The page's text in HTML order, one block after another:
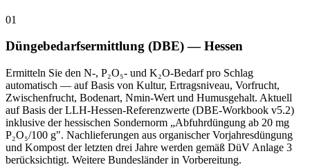
01
Düngebedarfsermittlung (DBE) — Hessen
Ermitteln Sie den N-, P₂O₅- und K₂O-Bedarf pro Schlag
automatisch — auf Basis von Kultur, Ertragsniveau, Vorfrucht,
Zwischenfrucht, Bodenart, Nmin-Wert und Humusgehalt. Aktuell
auf Basis der LLH-Hessen-Referenzwerte (DBE-Workbook v5.2)
inklusive der hessischen Sondernorm „Abfuhrdüngung ab 20 mg
P₂O₅/100 g". Nachlieferungen aus organischer Vorjahresdüngung
und Kompost der letzten drei Jahre werden gemäß DüV Anlage 3
berücksichtigt. Weitere Bundesländer in Vorbereitung.